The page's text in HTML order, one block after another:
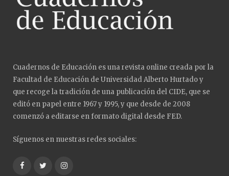
Cuadernos de Educación es una revista online creada por la
Facultad de Educación de Universidad Alberto Hurtado y
que recoge la tradición de una publicación del CIDE, que se
editó en papel entre 1967 y 1995, y que desde de 2008
comenzó a editarse en formato digital desde FED.
Síguenos en nuestras redes sociales:
FacebookTwitterInstagram